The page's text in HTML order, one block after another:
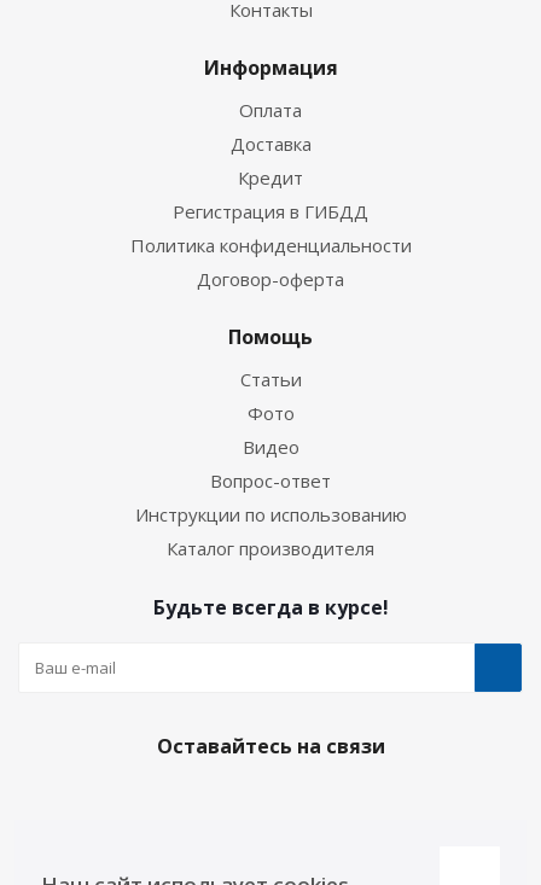
Контакты
Информация
Оплата
Доставка
Кредит
Регистрация в ГИБДД
Политика конфиденциальности
Договор-оферта
Помощь
Статьи
Фото
Видео
Вопрос-ответ
Инструкции по использованию
Каталог производителя
Будьте всегда в курсе!
Оставайтесь на связи